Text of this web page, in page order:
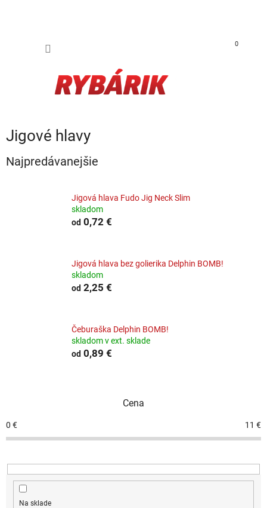
0
Jigové hlavy
Najpredávanejšie
Jigová hlava Fudo Jig Neck Slim
skladom
od 0,72 €
Jigová hlava bez golierika Delphin BOMB!
skladom
od 2,25 €
Čeburaška Delphin BOMB!
skladom v ext. sklade
od 0,89 €
Cena
0 € 11 €
Na sklade